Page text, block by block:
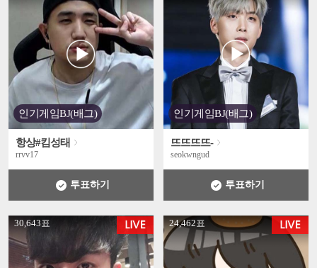
인기게임BJ(배그)
항상#킴성태
rrvv17
투표하기
인기게임BJ(배그)
뜨뜨뜨뜨-
seokwngud
투표하기
30,643표
' + 24,462표
' +